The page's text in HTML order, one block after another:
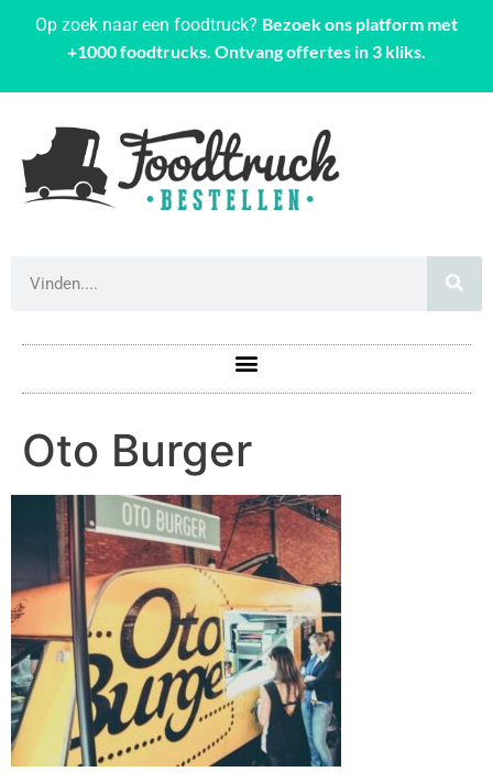
Op zoek naar een foodtruck? Bezoek ons platform met
+1000 foodtrucks. Ontvang offertes in 3 kliks.
Oto Burger